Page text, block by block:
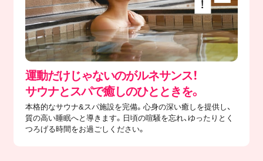
運動だけじゃないのがルネサンス！
サウナとスパで癒しのひとときを。
本格的なサウナ&スパ施設を完備。心身の深い癒しを提供し、
質の高い睡眠へと導きます。日頃の喧騒を忘れ、ゆったりとく
つろげる時間をお過ごしください。